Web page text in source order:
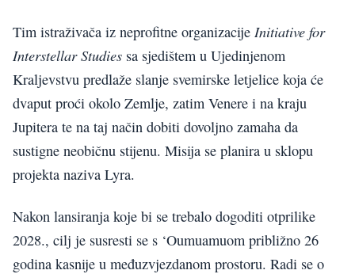
Tim istraživača iz neprofitne organizacije Initiative for
Interstellar Studies sa sjedištem u Ujedinjenom
Kraljevstvu predlaže slanje svemirske letjelice koja će
dvaput proći okolo Zemlje, zatim Venere i na kraju
Jupitera te na taj način dobiti dovoljno zamaha da
sustigne neobičnu stijenu. Misija se planira u sklopu
projekta naziva Lyra.
Nakon lansiranja koje bi se trebalo dogoditi otprilike
2028., cilj je susresti se s ‘Oumuamuom približno 26
godina kasnije u međuzvjezdanom prostoru. Radi se o